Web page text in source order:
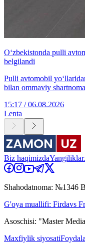
O‘zbekistonda pulli
belgilandi
Pulli avtomobil
bilan ommaviy
15:17 / 06.08.2026
Lenta
Biz haqimizdaYangiliklar
Shahodatnoma: №1346
G'oya muallifi: Firdavs
Asoschisi: "Master
Maxfiylik siyosati